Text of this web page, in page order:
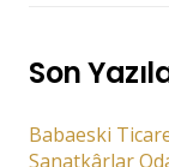
Son
Babaeski
Sanatkârlar